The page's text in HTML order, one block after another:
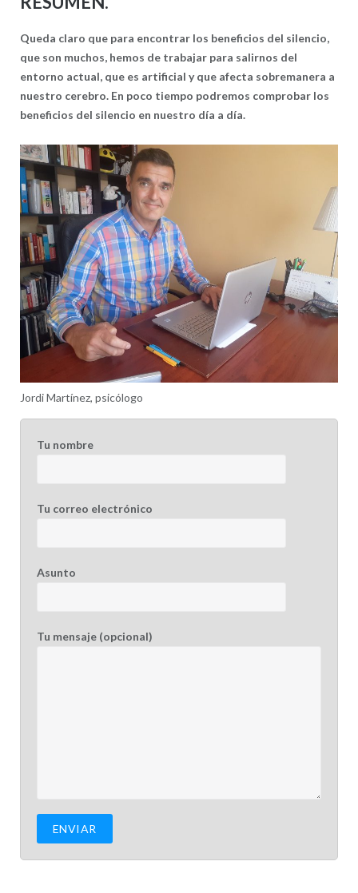
Queda claro que para encontrar los beneficios del silencio,
que son muchos, hemos de trabajar para salirnos del
entorno actual, que es artificial y que afecta sobremanera a
nuestro cerebro. En poco tiempo podremos comprobar los
beneficios del silencio en nuestro día a día.
Jordi Martínez, psicólogo
Tu nombre
Tu correo electrónico
Asunto
Tu mensaje (opcional)